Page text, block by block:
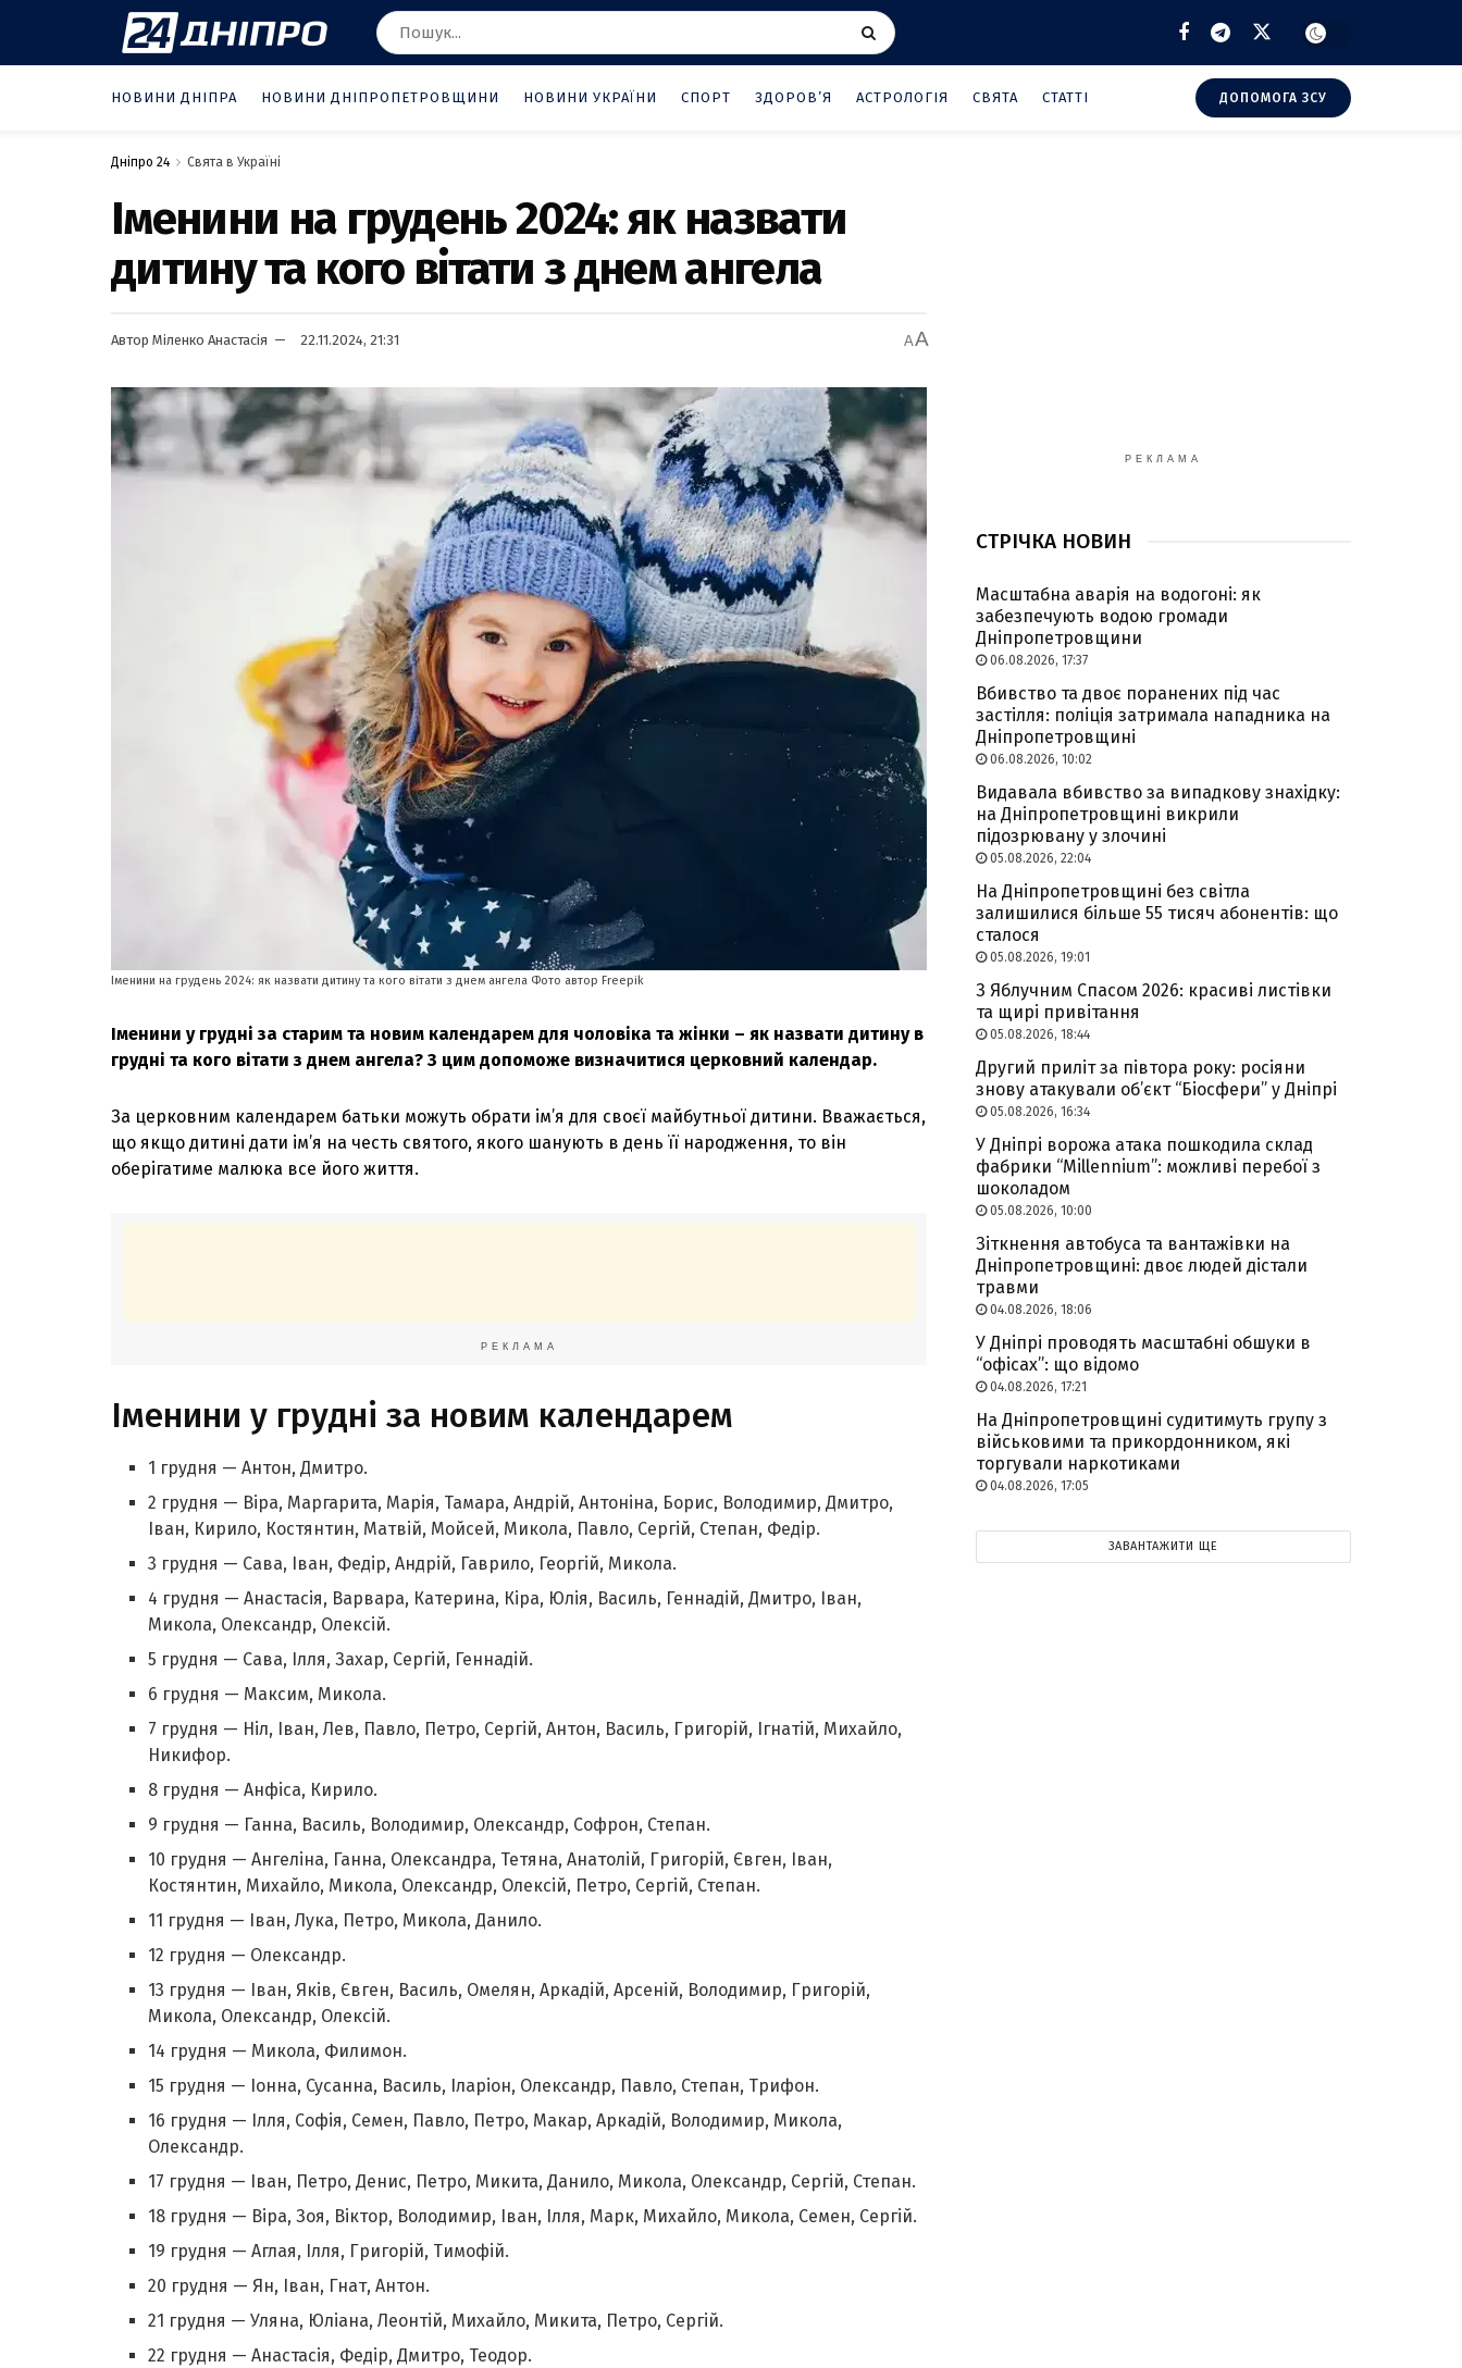
НОВИНИ ДНІПРА НОВИНИ ДНІПРОПЕТРОВЩИНИ НОВИНИ УКРАЇНИ СПОРТ ЗДОРОВ’Я АСТРОЛОГІЯ СВЯТА СТАТТІ ДОПОМОГА ЗСУ
Дніпро 24 Свята в Україні
Іменини на грудень 2024: як назвати
дитину та кого вітати з днем ангела
Автор Міленко Анастасія 22.11.2024, 21:31 AA
Іменини на грудень 2024: як назвати дитину та кого вітати з днем ангела Фото автор Freepik
Іменини у грудні за старим та новим календарем для чоловіка та жінки – як назвати дитину в
грудні та кого вітати з днем ангела? З цим допоможе визначитися церковний календар.
За церковним календарем батьки можуть обрати ім’я для своєї майбутньої дитини. Вважається,
що якщо дитині дати ім’я на честь святого, якого шанують в день її народження, то він
оберігатиме малюка все його життя.
РЕКЛАМА
Іменини у грудні за новим календарем
1 грудня — Антон, Дмитро.
2 грудня — Віра, Маргарита, Марія, Тамара, Андрій, Антоніна, Борис, Володимир, Дмитро,
Іван, Кирило, Костянтин, Матвій, Мойсей, Микола, Павло, Сергій, Степан, Федір.
3 грудня — Сава, Іван, Федір, Андрій, Гаврило, Георгій, Микола.
4 грудня — Анастасія, Варвара, Катерина, Кіра, Юлія, Василь, Геннадій, Дмитро, Іван,
Микола, Олександр, Олексій.
5 грудня — Сава, Ілля, Захар, Сергій, Геннадій.
6 грудня — Максим, Микола.
7 грудня — Ніл, Іван, Лев, Павло, Петро, Сергій, Антон, Василь, Григорій, Ігнатій, Михайло,
Никифор.
8 грудня — Анфіса, Кирило.
9 грудня — Ганна, Василь, Володимир, Олександр, Софрон, Степан.
10 грудня — Ангеліна, Ганна, Олександра, Тетяна, Анатолій, Григорій, Євген, Іван,
Костянтин, Михайло, Микола, Олександр, Олексій, Петро, Сергій, Степан.
11 грудня — Іван, Лука, Петро, Микола, Данило.
12 грудня — Олександр.
13 грудня — Іван, Яків, Євген, Василь, Омелян, Аркадій, Арсеній, Володимир, Григорій,
Микола, Олександр, Олексій.
14 грудня — Микола, Филимон.
15 грудня — Іонна, Сусанна, Василь, Іларіон, Олександр, Павло, Степан, Трифон.
16 грудня — Ілля, Софія, Семен, Павло, Петро, Макар, Аркадій, Володимир, Микола,
Олександр.
17 грудня — Іван, Петро, Денис, Петро, Микита, Данило, Микола, Олександр, Сергій, Степан.
18 грудня — Віра, Зоя, Віктор, Володимир, Іван, Ілля, Марк, Михайло, Микола, Семен, Сергій.
19 грудня — Аглая, Ілля, Григорій, Тимофій.
20 грудня — Ян, Іван, Гнат, Антон.
21 грудня — Уляна, Юліана, Леонтій, Михайло, Микита, Петро, Сергій.
22 грудня — Анастасія, Федір, Дмитро, Теодор.
РЕКЛАМА
СТРІЧКА НОВИН
Масштабна аварія на водогоні: як
забезпечують водою громади
Дніпропетровщини
06.08.2026, 17:37
Вбивство та двоє поранених під час
застілля: поліція затримала нападника на
Дніпропетровщині
06.08.2026, 10:02
Видавала вбивство за випадкову знахідку:
на Дніпропетровщині викрили
підозрювану у злочині
05.08.2026, 22:04
На Дніпропетровщині без світла
залишилися більше 55 тисяч абонентів: що
сталося
05.08.2026, 19:01
З Яблучним Спасом 2026: красиві листівки
та щирі привітання
05.08.2026, 18:44
Другий приліт за півтора року: росіяни
знову атакували об’єкт “Біосфери” у Дніпрі
05.08.2026, 16:34
У Дніпрі ворожа атака пошкодила склад
фабрики “Millennium”: можливі перебої з
шоколадом
05.08.2026, 10:00
Зіткнення автобуса та вантажівки на
Дніпропетровщині: двоє людей дістали
травми
04.08.2026, 18:06
У Дніпрі проводять масштабні обшуки в
“офісах”: що відомо
04.08.2026, 17:21
На Дніпропетровщині судитимуть групу з
військовими та прикордонником, які
торгували наркотиками
04.08.2026, 17:05
ЗАВАНТАЖИТИ ЩЕ